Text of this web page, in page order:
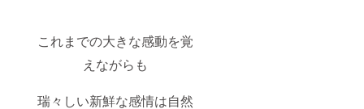
これまでの大きな感動を覚
えながらも
瑞々しい新鮮な感情は自然